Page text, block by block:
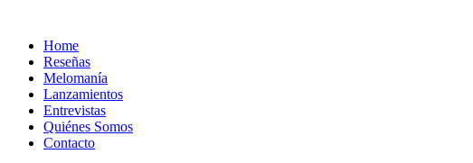
contenidoHome
Reseñas
Melomanía
Lanzamientos
Entrevistas
Quiénes Somos
Contacto